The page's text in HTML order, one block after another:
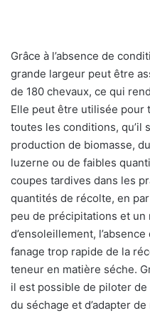
Grâce à l’absence de
grande largeur peut être
de 180 chevaux, ce qui
Elle peut être utilisée pour
toutes les conditions, qu’il
production de biomasse,
luzerne ou de faibles
coupes tardives dans les
quantités de récolte, en
peu de précipitations et un
d’ensoleillement,
fanage trop rapide de la
teneur en matière séche.
il est possible de piloter
du séchage et d’adapter